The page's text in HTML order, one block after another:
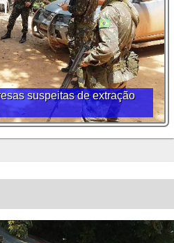
realiza instrução de
GLO